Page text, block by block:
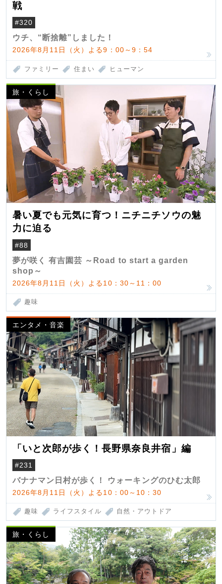
戦
#320
ウチ、“断捨離”しました！
2026年8月11日（火）よる9：00～9：54
ファミリー 住まい ヒューマン
旅・くらし
暑い夏でも元気に育つ！ニチニチソウの魅
力に迫る
#88
夢が咲く 有吉園芸 ～Road to start a garden
shop～
2026年8月11日（火）よる10：30～11：00
趣味
エンタメ・音楽
「いと次郎が歩く！長野県奈良井宿」編
#231
バナナマン日村が歩く！ ウォーキングのひむ太郎
2026年8月11日（火）よる10：00～10：30
趣味 ライフスタイル 自然・アウトドア
旅・くらし